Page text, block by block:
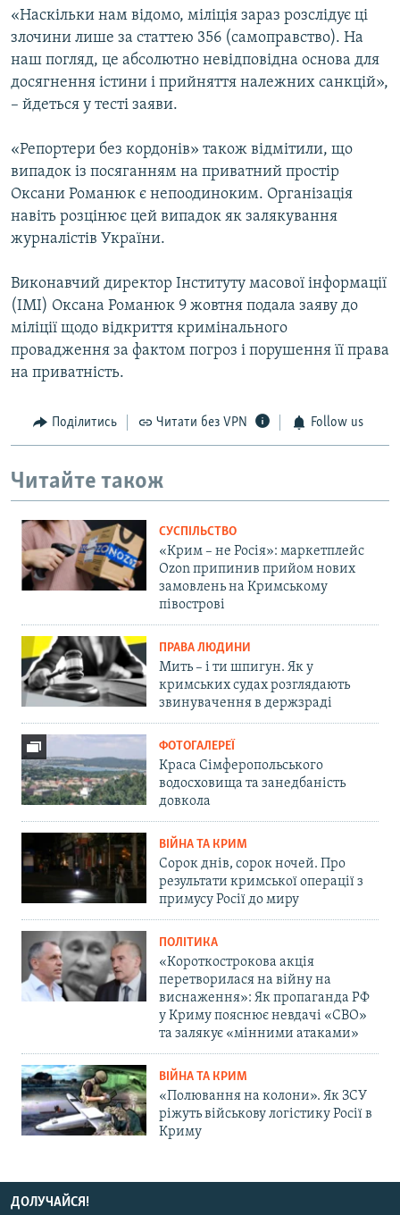
«Наскільки нам відомо, міліція зараз розслідує ці
злочини лише за статтею 356 (самоправство). На
наш погляд, це абсолютно невідповідна основа для
досягнення істини і прийняття належних санкцій»,
– йдеться у тесті заяви.
«Репортери без кордонів» також відмітили, що
випадок із посяганням на приватний простір
Оксани Романюк є непоодиноким. Організація
навіть розцінює цей випадок як залякування
журналістів України.
Виконавчий директор Інституту масової інформації
(ІМІ) Оксана Романюк 9 жовтня подала заяву до
міліції щодо відкриття кримінального
провадження за фактом погроз і порушення її права
на приватність.
Поділитись Читати без VPN Follow us
Читайте також
СУСПІЛЬСТВО
«Крим – не Росія»: маркетплейс
Ozon припинив прийом нових
замовлень на Кримському
півострові
ПРАВА ЛЮДИНИ
Мить – і ти шпигун. Як у
кримських судах розглядають
звинувачення в держзраді
ФОТОГАЛЕРЕЇ
Краса Сімферопольського
водосховища та занедбаність
довкола
ВІЙНА ТА КРИМ
Сорок днів, сорок ночей. Про
результати кримської операції з
примусу Росії до миру
ПОЛІТИКА
«Короткострокова акція
перетворилася на війну на
виснаження»: Як пропаганда РФ
у Криму пояснює невдачі «СВО»
та залякує «мінними атаками»
ВІЙНА ТА КРИМ
«Полювання на колони». Як ЗСУ
ріжуть військову логістику Росії в
Криму
ДОЛУЧАЙСЯ!